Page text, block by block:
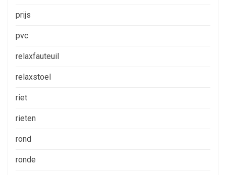
prijs
pvc
relaxfauteuil
relaxstoel
riet
rieten
rond
ronde